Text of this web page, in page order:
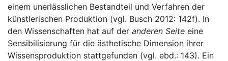
einem unerlässlichen Bestandteil und Verfahren der
künstlerischen Produktion (vgl. Busch 2012: 142f). In
den Wissenschaften hat auf der anderen Seite eine
Sensibilisierung für die ästhetische Dimension ihrer
Wissensproduktion stattgefunden (vgl. ebd.: 143). Ein